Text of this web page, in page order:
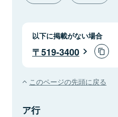
以下に掲載がない場合
519-3400
このページの先頭に戻る
ア行